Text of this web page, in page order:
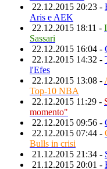
22.12.2015 20:23 -
Aris e AEK
22.12.2015 18:11 -
Sassari
22.12.2015 16:04 -
22.12.2015 14:32 -
l'Efes
22.12.2015 13:08 -
Top-10 NBA
22.12.2015 11:29 -
momento"
22.12.2015 09:56 -
22.12.2015 07:44 -
Bulls in crisi
21.12.2015 21:34 -
21.12.2015 20:01 -